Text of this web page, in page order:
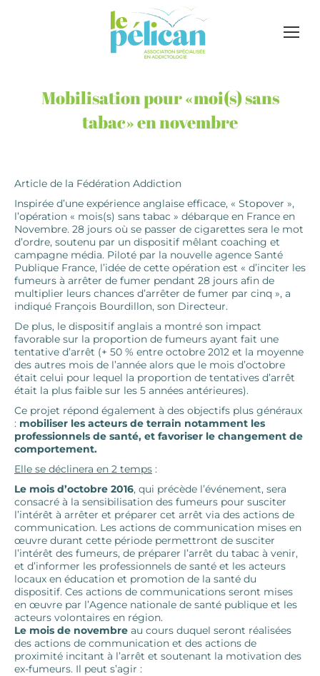
Mobilisation pour «moi(s) sans
tabac» en novembre
Article de la Fédération Addiction
Inspirée d’une expérience anglaise efficace, « Stopover »,
l’opération « mois(s) sans tabac » débarque en France en
Novembre. 28 jours où se passer de cigarettes sera le mot
d’ordre, soutenu par un dispositif mêlant coaching et
campagne média. Piloté par la nouvelle agence Santé
Publique France, l’idée de cette opération est « d’inciter les
fumeurs à arrêter de fumer pendant 28 jours afin de
multiplier leurs chances d’arrêter de fumer par cinq », a
indiqué François Bourdillon, son Directeur.
De plus, le dispositif anglais a montré son impact
favorable sur la proportion de fumeurs ayant fait une
tentative d’arrêt (+ 50 % entre octobre 2012 et la moyenne
des autres mois de l’année alors que le mois d’octobre
était celui pour lequel la proportion de tentatives d’arrêt
était la plus faible sur les 5 années antérieures).
Ce projet répond également à des objectifs plus généraux
: mobiliser les acteurs de terrain notamment les
professionnels de santé, et favoriser le changement de
comportement.
Elle se déclinera en 2 temps :
Le mois d’octobre 2016, qui précède l’événement, sera
consacré à la sensibilisation des fumeurs pour susciter
l’intérêt à arrêter et préparer cet arrêt via des actions de
communication. Les actions de communication mises en
œuvre durant cette période permettront de susciter
l’intérêt des fumeurs, de préparer l’arrêt du tabac à venir,
et d’informer les professionnels de santé et les acteurs
locaux en éducation et promotion de la santé du
dispositif. Ces actions de communications seront mises
en œuvre par l’Agence nationale de santé publique et les
acteurs volontaires en région.
Le mois de novembre au cours duquel seront réalisées
des actions de communication et des actions de
proximité incitant à l’arrêt et soutenant la motivation des
ex-fumeurs. Il peut s’agir :